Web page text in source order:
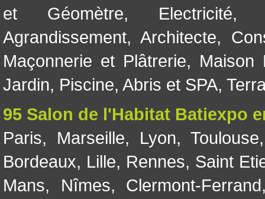
et Géomètre, Electricité
Agrandissement, Architecte,
Maçonnerie et Plâtrerie, Maison
Jardin, Piscine, Abris et SPA,
95 Salon de l'Habitat Batiexpo
Paris, Marseille, Lyon, Toulouse
Bordeaux, Lille, Rennes, Saint
Mans, Nîmes, Clermont-Ferrand